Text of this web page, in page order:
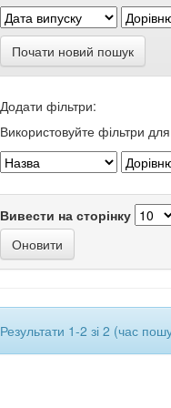
Почати новий пошук
Додати фільтри:
Використовуйте фільтри
Вивести на сторінку
Результати 1-2 зі 2 (час